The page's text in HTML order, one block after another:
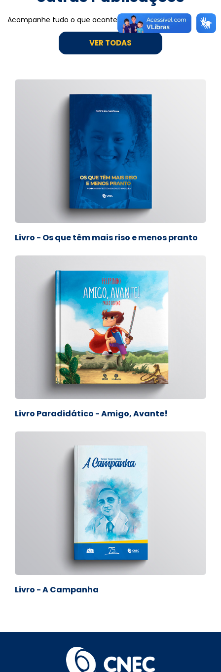
Acompanhe tudo o que acontece na Rede CNEC.
VER TODAS
Livro - Os que têm mais riso e menos pranto
Livro Paradidático - Amigo, Avante!
Livro - A Campanha